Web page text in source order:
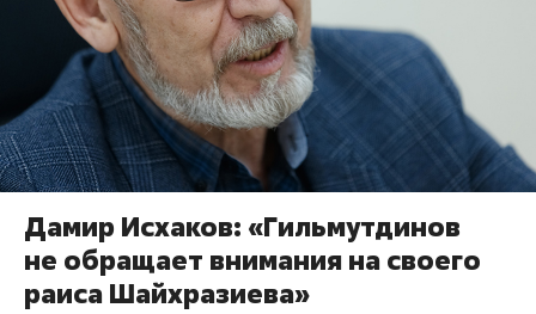
Дамир Исхаков: «Гильмутдинов
не обращает внимания на своего
раиса Шайхразиева»